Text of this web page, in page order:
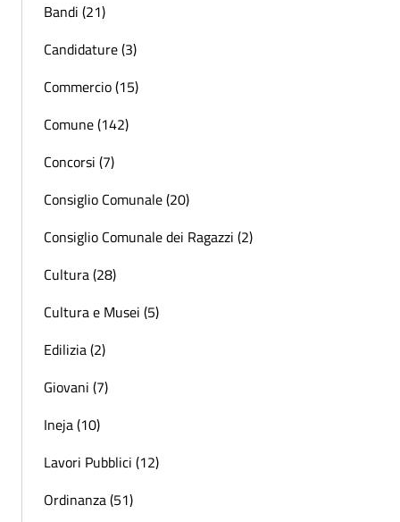
Bandi (21)
Candidature (3)
Commercio (15)
Comune (142)
Concorsi (7)
Consiglio Comunale (20)
Consiglio Comunale dei Ragazzi (2)
Cultura (28)
Cultura e Musei (5)
Edilizia (2)
Giovani (7)
Ineja (10)
Lavori Pubblici (12)
Ordinanza (51)